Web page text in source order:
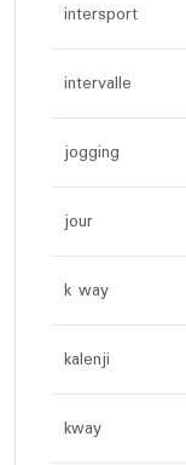
intersport
intervalle
jogging
jour
k way
kalenji
kway